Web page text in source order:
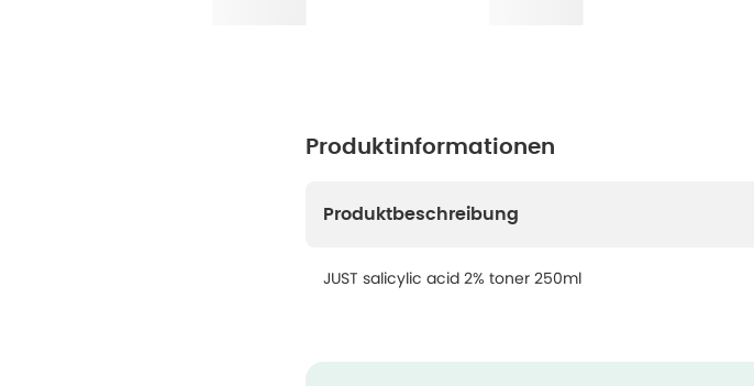
Produktinformationen
Produktbeschreibung
JUST salicylic acid 2% toner 250ml